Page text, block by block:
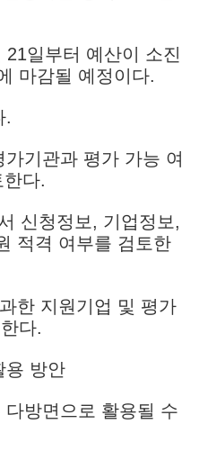
일부터 예산이 소진
마감될 예정이다.
.
기관과 평가 가능 여
다.
신청정보, 기업정보,
적격 여부를 검토한
한 지원기업 및 평가
다.
용 방안
방면으로 활용될 수